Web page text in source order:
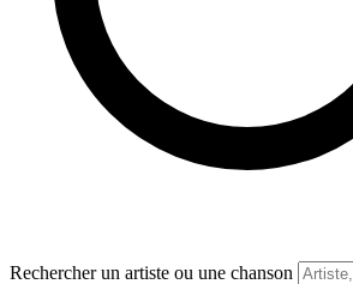
Rechercher un artiste ou une chanson